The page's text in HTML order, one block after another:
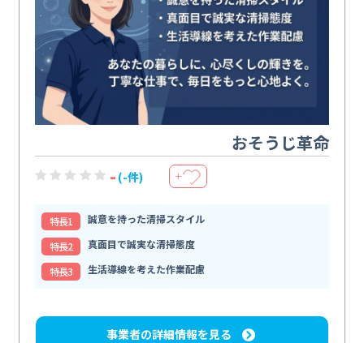
おそうじ革命
- (-件) ＋
特⻑1
誠意を持った清掃スタイル
特⻑2
真面目で誠実な清掃態度
特⻑3
生活導線を考えた作業配慮
事業者の詳細情報を見る